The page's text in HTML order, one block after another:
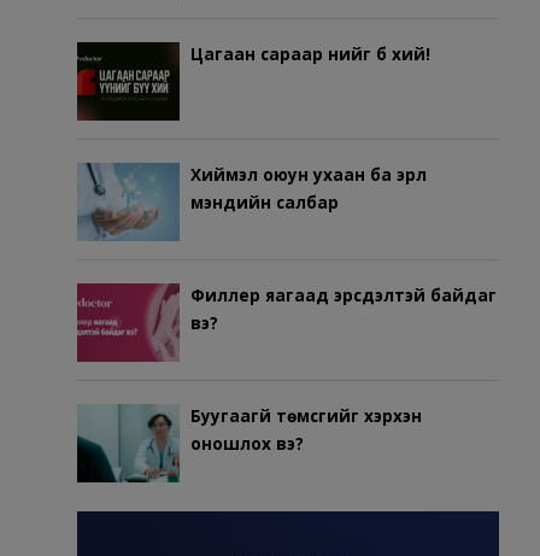
Цагаан сараар үүнийг бүү хий!
Хиймэл оюун ухаан ба эрүүл
мэндийн салбар
Филлер яагаад эрсдэлтэй байдаг
вэ?
Буугаагүй төмсгийг хэрхэн
оношлох вэ?